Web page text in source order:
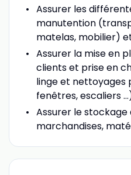
Assurer les
manutention
matelas, mobilier)
Assurer la mise en
clients et prise en
linge et nettoyages
fenêtres, escaliers
Assurer le
marchandises,